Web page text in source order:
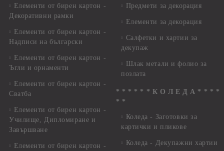
Елементи от бирен картон -
Декоративни рамки
Елементи от бирен картон -
Надписи на български
Елементи от бирен картон -
Ъгли и орнаменти
Елементи от бирен картон -
Сватба
Елементи от бирен картон -
Училище, Дипломиране и
Завършване
Елементи от бирен картон -
Предмети за декорация
Елементи за декорация
Салфетки и хартии за
декупаж
Шлак метали и фолио за
позлата
* * * * * * К О Л Е Д А * * * *
* *
Коледа - Заготовки за
картички и пликове
Коледа - Декупажни хартии